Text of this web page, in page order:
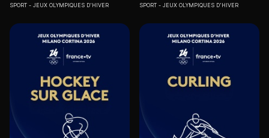
SPORT JEUX OLYMPIQUES D'HIVER SPORT JEUX OLYMPIQUES D'HIVER